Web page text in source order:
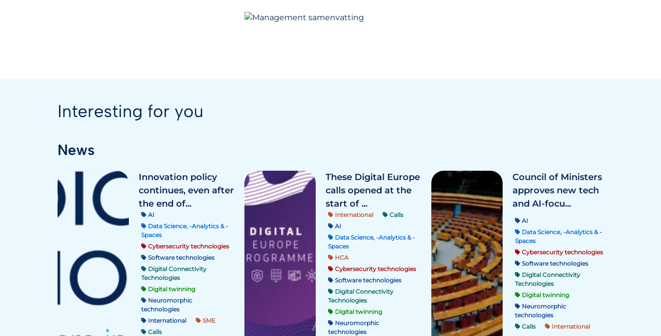
Interesting for you
News
Innovation policy
continues, even after
the end of...
AI
Data Science, -Analytics & -
Spaces
Cybersecurity technologies
Software technologies
Digital Connectivity
Technologies
Digital twinning
Neuromorphic
technologies
International
SME
Calls
These Digital Europe
calls opened at the
start of ...
International
Calls
AI
Data Science, -Analytics & -
Spaces
HCA
Cybersecurity technologies
Software technologies
Digital Connectivity
Technologies
Digital twinning
Neuromorphic
technologies
Council of Ministers
approves new tech
and AI-focu...
AI
Data Science, -Analytics & -
Spaces
Cybersecurity technologies
Software technologies
Digital Connectivity
Technologies
Digital twinning
Neuromorphic
technologies
Calls
International